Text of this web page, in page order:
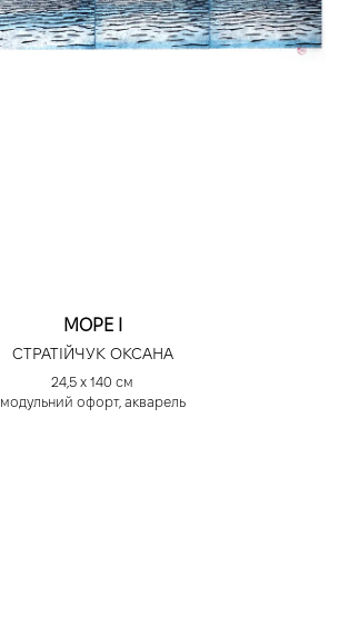
МОРЕ І
СТРАТІЙЧУК ОКСАНА
24,5 х 140 см
модульний офорт, акварель